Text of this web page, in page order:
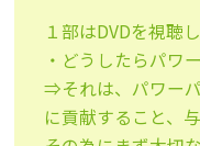
１部はDVDを視聴
・どうしたらパワ
⇒それは、パワー
に貢献すること、